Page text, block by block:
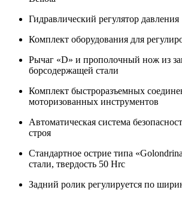
Гидравлический регулятор давления
Комплект оборудования для
Рычаг «D» и прополочный нож из
борсодержащей стали
Комплект быстроразъемных
моторизованных инструментов
Автоматическая система
строя
Стандартное острие типа
стали, твердость 50 Hrc
Задний ролик регулируется по